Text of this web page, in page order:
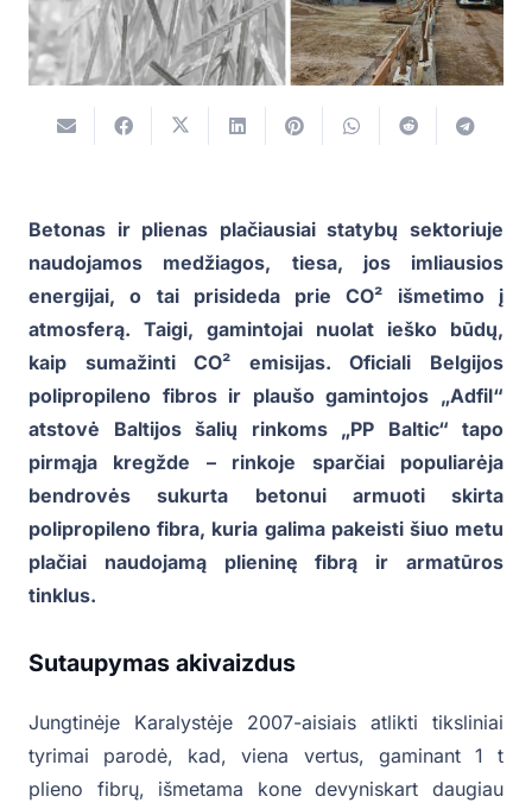
Betonas ir plienas plačiausiai statybų sektoriuje
naudojamos medžiagos, tiesa, jos imliausios
energijai, o tai prisideda prie CO² išmetimo į
atmosferą. Taigi, gamintojai nuolat ieško būdų,
kaip sumažinti CO² emisijas. Oficiali Belgijos
polipropileno fibros ir plaušo gamintojos „Adfil“
atstovė Baltijos šalių rinkoms „PP Baltic“ tapo
pirmąja kregžde – rinkoje sparčiai populiarėja
bendrovės sukurta betonui armuoti skirta
polipropileno fibra, kuria galima pakeisti šiuo metu
plačiai naudojamą plieninę fibrą ir armatūros
tinklus.
Sutaupymas akivaizdus
Jungtinėje Karalystėje 2007-aisiais atlikti tiksliniai
tyrimai parodė, kad, viena vertus, gaminant 1 t
plieno fibrų, išmetama kone devyniskart daugiau